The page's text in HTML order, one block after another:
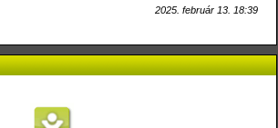
2025. február 13. 18:39